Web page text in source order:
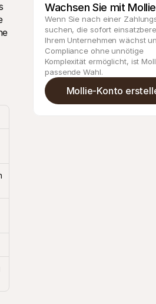
Wachsen Sie mit Mollie
Wenn Sie nach einer
suchen, die sofort
Ihrem Unternehmen wächst
Compliance ohne unnötige
Komplexität ermöglicht, ist
passende Wahl.
Mollie-Konto